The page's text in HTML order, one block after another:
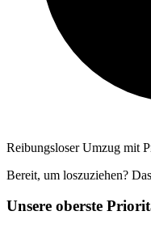
Reibungsloser Umzug mit
Bereit, um loszuziehen?
Unsere oberste